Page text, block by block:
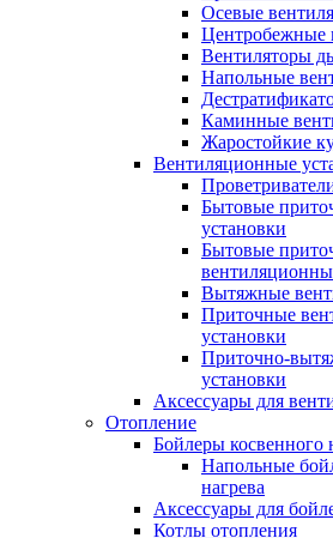
Осевые
Центробежные
Вентиляторы
Напольные
Каминные
Жаростойкие
Вентиляционные
Бытовые
установки
Бытовые
Вытяжные
Приточные
установки
Приточно-
установки
Аксессуары для
Отопление
Бойлеры косвенного
Напольные
нагрева
Аксессуары для
Котлы отопления